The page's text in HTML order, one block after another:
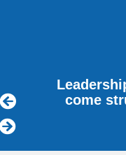
come